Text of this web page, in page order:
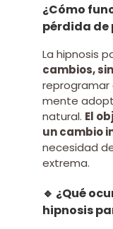
¿Cómo
pérdida de
La hipnosis
cambios,
reprogramar
mente
natural. El
un cambio
necesidad
extrema.
🔹 ¿Qué
hipnosis